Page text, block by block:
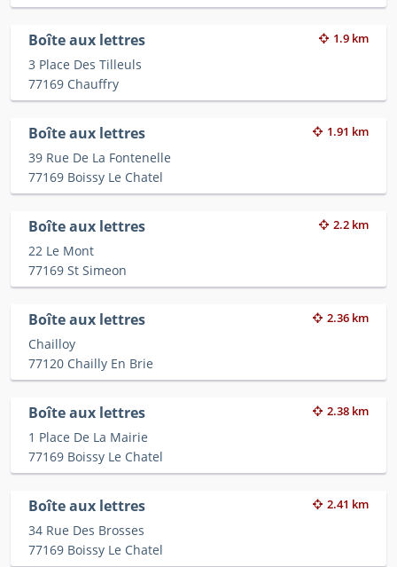
Boîte aux lettres 1.9 km
3 Place Des Tilleuls
77169 Chauffry
Boîte aux lettres 1.91 km
39 Rue De La Fontenelle
77169 Boissy Le Chatel
Boîte aux lettres 2.2 km
22 Le Mont
77169 St Simeon
Boîte aux lettres 2.36 km
Chailloy
77120 Chailly En Brie
Boîte aux lettres 2.38 km
1 Place De La Mairie
77169 Boissy Le Chatel
Boîte aux lettres 2.41 km
34 Rue Des Brosses
77169 Boissy Le Chatel